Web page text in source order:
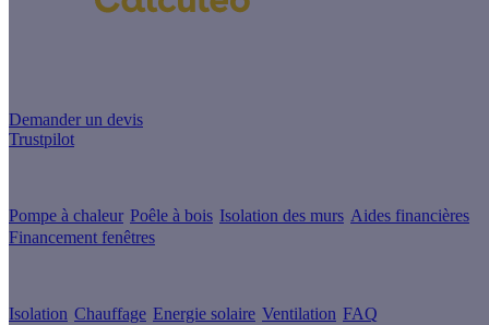
Demander un devis
Trustpilot
Pompe à chaleur Poêle à bois Isolation des murs Aides financières
Financement fenêtres
Isolation Chauffage Energie solaire Ventilation FAQ